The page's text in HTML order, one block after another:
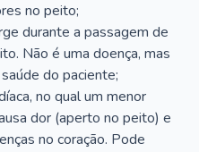
no peito;
durante a passagem de
Não é uma doença, mas
do paciente;
no qual um menor
dor (aperto no peito) e
no coração. Pode